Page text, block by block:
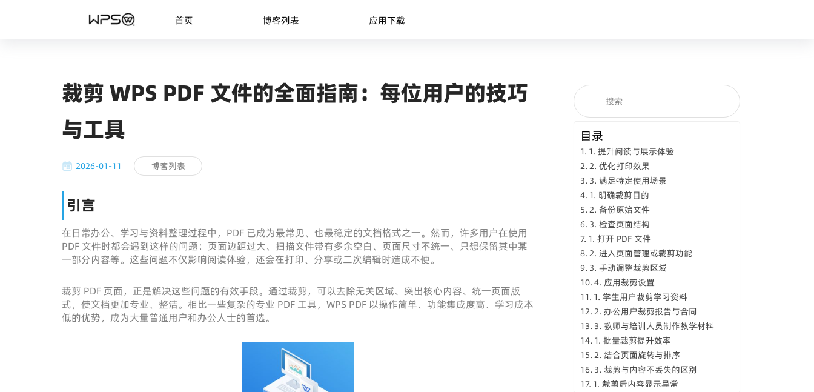
首页 博客列表 应用下载
裁剪 WPS PDF 文件的全面指南：每位用户的技巧
与工具
2026-01-11 博客列表
引言
在日常办公、学习与资料整理过程中，PDF 已成为最常见、也最稳定的文档格式之一。然而，许多用户在使用
PDF 文件时都会遇到这样的问题：页面边距过大、扫描文件带有多余空白、页面尺寸不统一、只想保留其中某
一部分内容等。这些问题不仅影响阅读体验，还会在打印、分享或二次编辑时造成不便。
裁剪 PDF 页面，正是解决这些问题的有效手段。通过裁剪，可以去除无关区域、突出核心内容、统一页面版
式，使文档更加专业、整洁。相比一些复杂的专业 PDF 工具，WPS PDF 以操作简单、功能集成度高、学习成本
低的优势，成为大量普通用户和办公人士的首选。
目录
1. 提升阅读与展示体验
2. 优化打印效果
3. 满足特定使用场景
1. 明确裁剪目的
2. 备份原始文件
3. 检查页面结构
1. 打开 PDF 文件
2. 进入页面管理或裁剪功能
3. 手动调整裁剪区域
4. 应用裁剪设置
1. 学生用户裁剪学习资料
2. 办公用户裁剪报告与合同
3. 教师与培训人员制作教学材料
1. 批量裁剪提升效率
2. 结合页面旋转与排序
3. 裁剪与内容不丢失的区别
1. 裁剪后内容显示异常